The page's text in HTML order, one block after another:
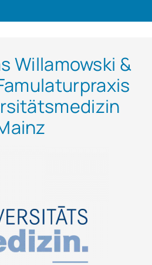
Willamowski &